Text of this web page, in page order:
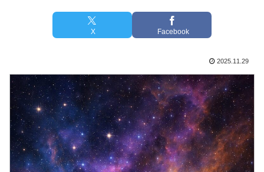
X Facebook
2025.11.29